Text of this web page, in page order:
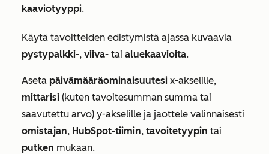
kaaviotyyppi.
Käytä tavoitteiden edistymistä ajassa kuvaavia
pystypalkki-, viiva- tai aluekaavioita.
Aseta päivämääräominaisuutesi x-akselille,
mittarisi (kuten tavoitesumman summa tai
saavutettu arvo) y-akselille ja jaottele valinnaisesti
omistajan, HubSpot-tiimin, tavoitetyypin tai
putken mukaan.